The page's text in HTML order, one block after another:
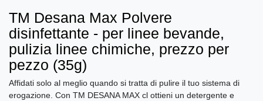
TM Desana Max Polvere
disinfettante - per linee bevande,
pulizia linee chimiche, prezzo per
pezzo (35g)
Affidati solo al meglio quando si tratta di pulire il tuo sistema di
erogazione. Con TM DESANA MAX cl ottieni un detergente e